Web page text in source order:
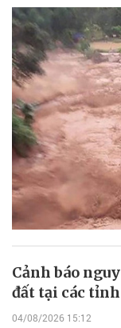
Cảnh báo
đất tại các
04/08/2026 15:12